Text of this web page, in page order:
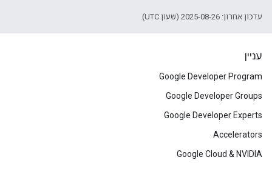
עדכון אחרון: 2025-08-26 (שעון UTC).
עניין
Google Developer Program
Google Developer Groups
Google Developer Experts
Accelerators
Google Cloud & NVIDIA